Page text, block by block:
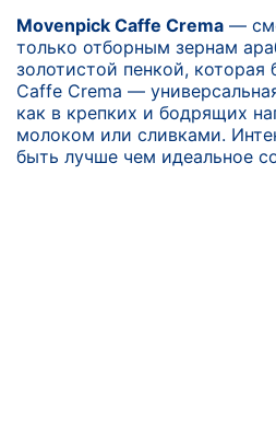
Movenpick Caffe Crema —
только отборным зернам
золотистой пенкой,
Caffe Crema —
как в крепких и бодрящих
молоком или сливками.
быть лучше чем идеальное